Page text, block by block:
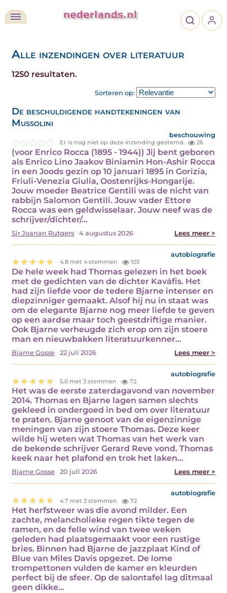
Alle inzendingen over literatuur
1250 resultaten.
Sorteren op:
De beschuldigende handtekeningen van
Mussolini
beschouwing
Er is nog niet op deze inzending gestemd. 26
(voor Enrico Rocca (1895 - 1944)) Jij bent geboren
als Enrico Lino Jaakov Biniamin Hon-Ashir Rocca
in een Joods gezin op 10 januari 1895 in Gorizia,
Friuli-Venezia Giulia, Oostenrijks-Hongarije.
Jouw moeder Beatrice Gentili was de nicht van
rabbijn Salomon Gentili. Jouw vader Ettore
Rocca was een geldwisselaar. Jouw neef was de
schrijver/dichter/…
Sir Joanan Rutgers 4 augustus 2026 Lees meer >
autobiografie
4.8 met 4 stemmen 103
De hele week had Thomas gelezen in het boek
met de gedichten van de dichter Kaváfis. Het
had zijn liefde voor de tedere Bjarne intenser en
diepzinniger gemaakt. Alsof hij nu in staat was
om de elegante Bjarne nog meer liefde te geven
op een aardse maar toch geestdriftige manier.
Ook Bjarne verheugde zich erop om zijn stoere
man en nieuwbakken literatuurkenner…
Bjarne Gosse 22 juli 2026 Lees meer >
autobiografie
5.0 met 3 stemmen 72
Het was de eerste zaterdagavond van november
2014. Thomas en Bjarne lagen samen slechts
gekleed in ondergoed in bed om over literatuur
te praten. Bjarne genoot van de eigenzinnige
meningen van zijn stoere Thomas. Deze keer
wilde hij weten wat Thomas van het werk van
de bekende schrijver Gerard Reve vond. Thomas
keek naar het plafond en trok het laken…
Bjarne Gosse 20 juli 2026 Lees meer >
autobiografie
4.7 met 3 stemmen 72
Het herfstweer was die avond milder. Een
zachte, melancholieke regen tikte tegen de
ramen, en de felle wind van twee weken
geleden had plaatsgemaakt voor een rustige
bries. Binnen had Bjarne de jazzplaat Kind of
Blue van Miles Davis opgezet. De lome
trompettonen vulden de kamer en kleurden
perfect bij de sfeer. Op de salontafel lag ditmaal
geen dikke…